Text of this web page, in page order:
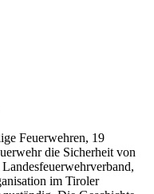
gewährleisten.